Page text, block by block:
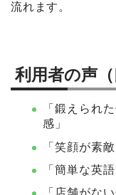
流れます。
利用者の声（
「鍛えられ
感」
「笑顔が素
「簡単な英
「店舗がな